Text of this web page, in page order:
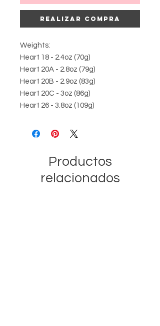
Realizar compra
Weights:
Heart 18 - 2.4oz (70g)
Heart 20A - 2.8oz (79g)
Heart 20B - 2.9oz (83g)
Heart 20C - 3oz (86g)
Heart 26 - 3.8oz (109g)
Productos
relacionados